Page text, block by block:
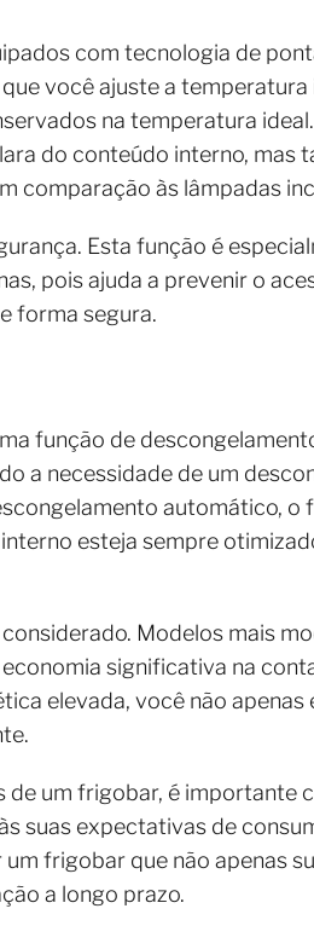
com tecnologia de
você ajuste a
na temperatura
do conteúdo interno, mas
comparação às lâmpadas
Esta função é
pois ajuda a prevenir o
forma segura.
função de
a necessidade de um
automático, o
esteja sempre
Modelos mais
significativa na
elevada, você não apenas
de um frigobar, é importante
suas expectativas de
frigobar que não apenas
a longo prazo.